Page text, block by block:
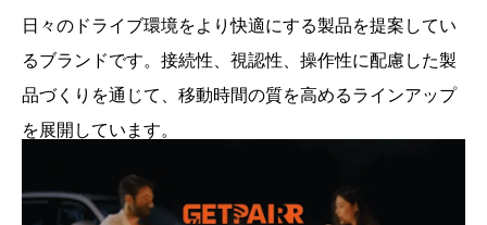
日々のドライブ環境をより快適にする製品を提案してい
るブランドです。接続性、視認性、操作性に配慮した製
品づくりを通じて、移動時間の質を高めるラインアップ
を展開しています。